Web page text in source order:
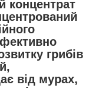
концентрат
грибів
від мурах,